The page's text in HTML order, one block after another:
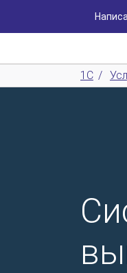
1С /